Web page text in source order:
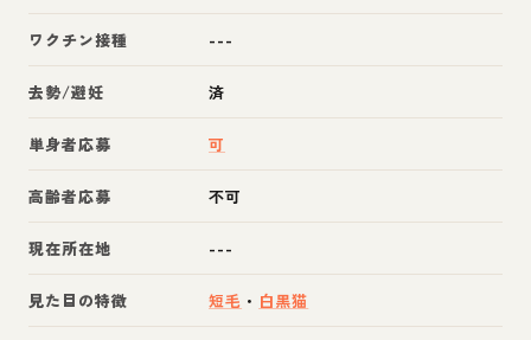
ワクチン接種 ---
去勢/避妊 済
単身者応募 可
高齢者応募 不可
現在所在地 ---
見た目の特徴 短毛 ・ 白黒猫